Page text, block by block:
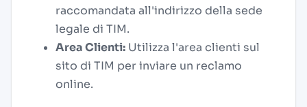
raccomandata all'indirizzo della sede
legale di TIM.
Area Clienti: Utilizza l'area clienti sul
sito di TIM per inviare un reclamo
online.